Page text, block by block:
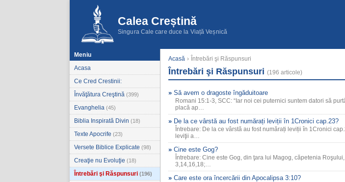
Calea Creștină
Singura Cale care duce la Viață Veșnică
Meniu
Acasa
Ce Cred Crestinii:
Învăţătura Creştină (399)
Evanghelia (45)
Biblia Inspirată Divin (18)
Texte Apocrife (23)
Versete Biblice Explicate (98)
Creaţie nu Evoluţie (18)
Întrebări şi Răspunsuri (196)
Acasă › Întrebări şi Răspunsuri
Întrebări şi Răspunsuri (196 articole)
Să avem o dragoste îngăduitoare
Romani 15:1-3, SCC: “Iar noi cei puternici suntem datori să
placă ap…
De la ce vârstă au fost numărați leviții în 1Cronici cap.23?
Întrebare: De la ce vârstă au fost numărați leviții în 1Cronici
leviţii a…
Cine este Gog?
Întrebare: Cine este Gog, din ţara lui Magog, căpetenia
3,14,16,18;…
Care este ora încercării din Apocalipsa 3:10?